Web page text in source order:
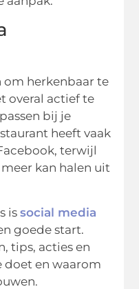
om herkenbaar te
overal actief te
bij je
heeft vaak
terwijl
kan halen uit
issocial media
goede start.
tips, acties en
doet en waarom